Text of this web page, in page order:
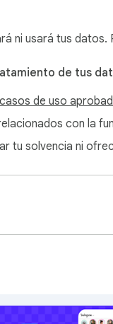
stories y
repetidas,
ni usará tus
de tus
casos de uso
con la
tu solvencia ni